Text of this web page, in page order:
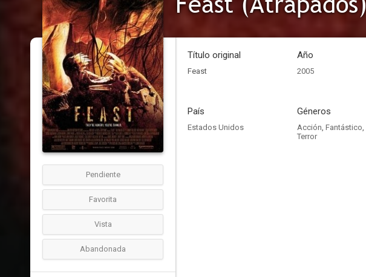
Pendiente
Favorita
Vista
Abandonada
Título original
Feast
Año
2005
País
Estados Unidos
Géneros
Acción, Fantástico,
Terror